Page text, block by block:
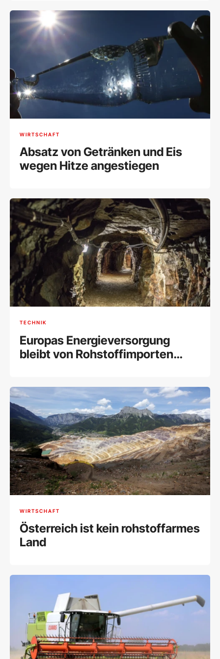
WIRTSCHAFT
Absatz von Getränken und Eis
wegen Hitze angestiegen
TECHNIK
Europas Energieversorgung
bleibt von Rohstoffimporten
WIRTSCHAFT
Österreich ist kein rohstoffarmes
Land